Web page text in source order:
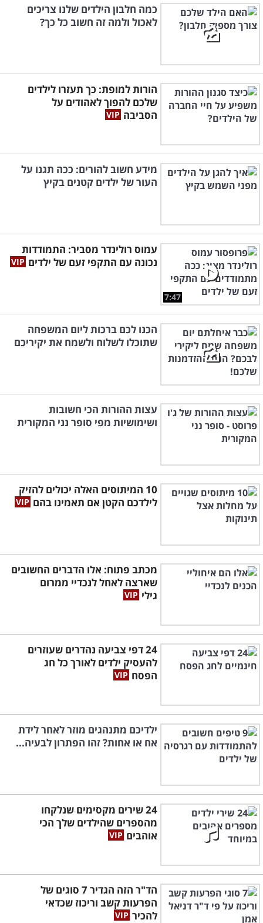
כמה חלבון הילדים שלנו צריכים
לאכול ולמה זה חשוב כל כך?
הורות למופת: כך תעזרו לילדים
שלכם להפוך לאהודים על
הסביבה
מידע חשוב להורים: ככה תגנו על
העור של ילדים קטנים בקיץ
7:47
עמוס רולינדר מסביר: התמודדות
נכונה עם התקפי זעם של ילדים
הכנו לכם ברכות ליום המשפחה
שתוכלו לשלוח ולשמח את יקיריכם
עצות ההורות הכי חשובות
ושימושיות מפי סופר נני המקורית
10 המיתוסים האלה יכולים להזיק
לילדכם הקטן אם תאמינו בהם
מכתב פתוח: אלו הדברים החשובים
שארצה לאחל לנכדיי ממרום
גילי
24 דפי צביעה נהדרים שעוזרים
להעסיק ילדים לאורך כל חג
הפסח
ילדיכם מתנהגים מוזר לאחר לידת
אח או אחות? זהו הפתרון לבעיה...
24 שירים מקסימים שנלקחו
מהספרים שהילדים שלך הכי
אוהבים
הד"ר הזה הגדיר 7 סוגים של
הפרעות קשב וריכוז שכדאי
להכיר